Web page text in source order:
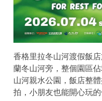
香格里拉冬山河渡假飯
蘭冬山河旁，整個園區
山河親水公園，飯店整
拍，小朋友也能開心玩的